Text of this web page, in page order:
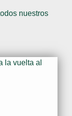
nuestros